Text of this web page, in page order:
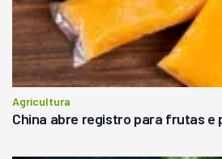
Agricultura
China abre registro para frutas e